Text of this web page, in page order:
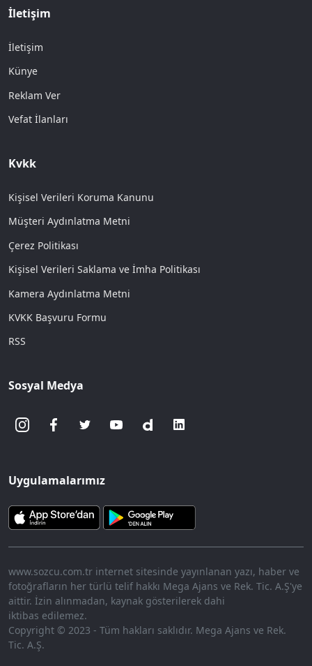
İletişim
İletişim
Künye
Reklam Ver
Vefat İlanları
Kvkk
Kişisel Verileri Koruma Kanunu
Müşteri Aydınlatma Metni
Çerez Politikası
Kişisel Verileri Saklama ve İmha Politikası
Kamera Aydınlatma Metni
KVKK Başvuru Formu
RSS
Sosyal Medya
Uygulamalarımız
www.sozcu.com.tr internet sitesinde yayınlanan yazı, haber ve
fotoğrafların her türlü telif hakkı Mega Ajans ve Rek. Tic. A.Ş'ye
aittir. İzin alınmadan, kaynak gösterilerek dahi
iktibas edilemez.
Copyright © 2023 - Tüm hakları saklıdır. Mega Ajans ve Rek.
Tic. A.Ş.